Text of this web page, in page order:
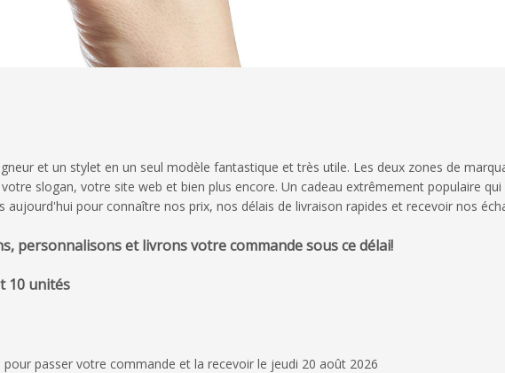
et un stylet en un seul modèle fantastique et très utile. Les deux zones de
slogan, votre site web et bien plus encore. Un cadeau extrêmement populaire
aujourd'hui pour connaître nos prix, nos délais de livraison rapides et recevoir nos
personnalisons et livrons votre commande sous ce délai!
10 unités
pour passer votre commande et la recevoir le jeudi 20 août 2026